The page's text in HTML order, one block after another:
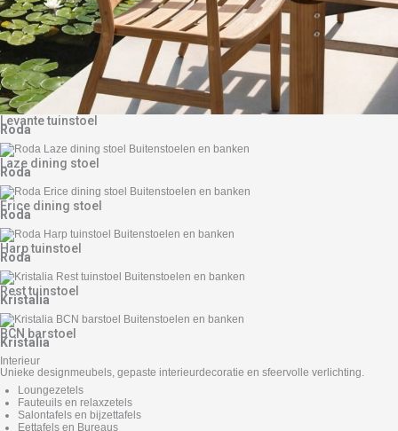
Levante tuinstoel
Roda
Laze dining stoel
Roda
Erice dining stoel
Roda
Harp tuinstoel
Roda
Rest tuinstoel
Kristalia
BCN barstoel
Kristalia
Interieur
Unieke designmeubels, gepaste interieurdecoratie en sfeervolle verlichting.
Loungezetels
Fauteuils en relaxzetels
Salontafels en bijzettafels
Eettafels en Bureaus